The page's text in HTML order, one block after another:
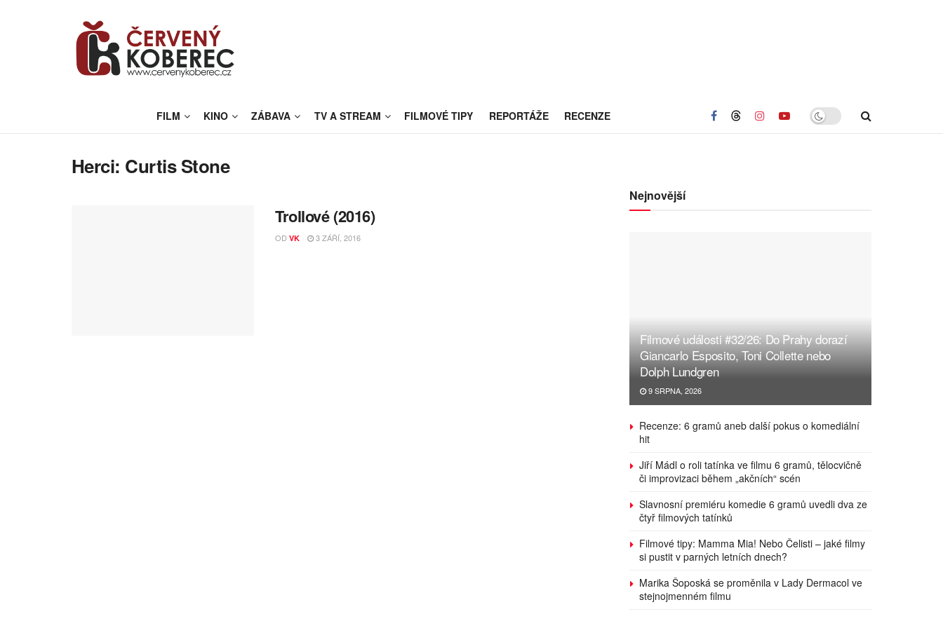
FILM KINO ZÁBAVA TV A STREAM FILMOVÉ TIPY REPORTÁŽE RECENZE
Herci: Curtis Stone
Trollové (2016)
OD VK 3 ZÁŘÍ, 2016
Nejnovější
Filmové události #32/26: Do Prahy dorazí
Giancarlo Esposito, Toni Collette nebo
Dolph Lundgren
9 SRPNA, 2026
Recenze: 6 gramů aneb další pokus o komediální
hit
Jiří Mádl o roli tatínka ve filmu 6 gramů, tělocvičně
či improvizaci během „akčních“ scén
Slavnosní premiéru komedie 6 gramů uvedli dva ze
čtyř filmových tatínků
Filmové tipy: Mamma Mia! Nebo Čelisti – jaké filmy
si pustit v parných letních dnech?
Marika Šoposká se proměnila v Lady Dermacol ve
stejnojmenném filmu